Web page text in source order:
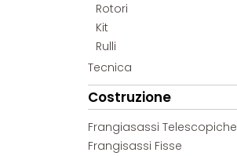
Rotori
Kit
Rulli
Tecnica
Costruzione
Frangiasassi Telescopiche
Frangisassi Fisse